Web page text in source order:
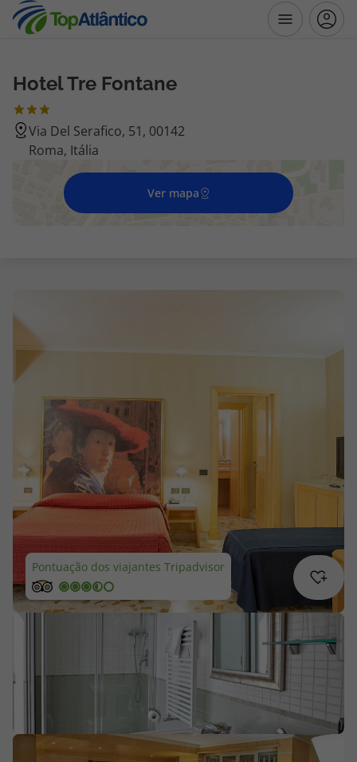
Destinos
Voos
Voos + Hotel
Escapadinhas
Cruzeiros
Promoções
Especialistas
Cheque Viagem
Rede de Lojas
Blog TopViagens
Área de Cliente
Agências
Hotel Tre Fontane
Via Del Serafico, 51, 00142
Roma, Itália
Ver mapa
Pontuação dos viajantes Tripadvisor